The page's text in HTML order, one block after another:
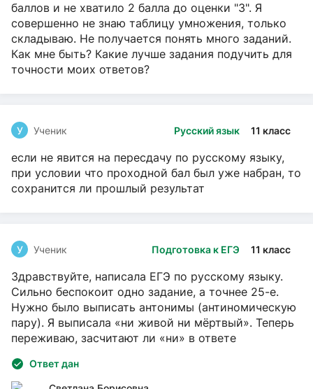
баллов и не хватило 2 балла до оценки "3". Я
совершенно не знаю таблицу умножения, только
складываю. Не получается понять много заданий.
Как мне быть? Какие лучше задания подучить для
точности моих ответов?
Русский язык 11 класс
У Ученик
если не явится на пересдачу по русскому языку,
при условии что проходной бал был уже набран, то
сохранится ли прошлый результат
Подготовка к ЕГЭ 11 класс
У Ученик
Здравствуйте, написала ЕГЭ по русскому языку.
Сильно беспокоит одно задание, а точнее 25-е.
Нужно было выписать антонимы (антиномическую
пару). Я выписала «ни живой ни мёртвый». Теперь
переживаю, засчитают ли «ни» в ответе
Ответ дан